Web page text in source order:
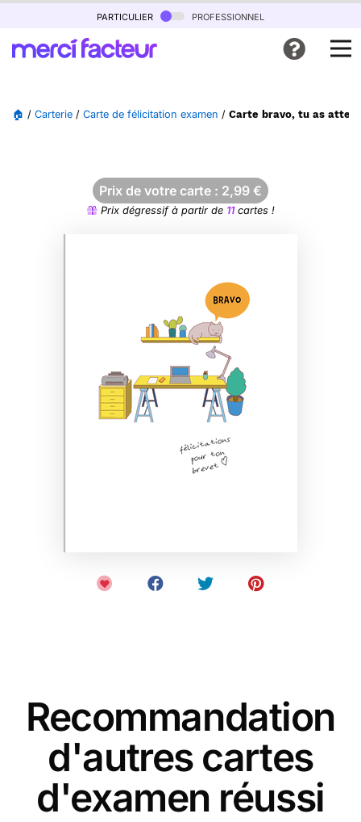
particulier professionnel
🏠 / Carterie / Carte de félicitation examen / Carte bravo, tu as
Prix de votre carte : 2,99 €
Prix dégressif à partir de 11cartes !
Recommandation
d'autres cartes
d'examen réussi